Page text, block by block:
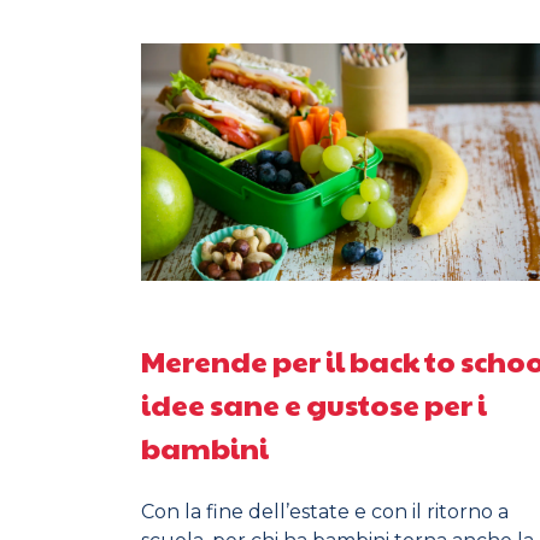
Merende per il back to
idee sane e gustose per i
bambini
Con la fine dell’estate e con il ritorno a